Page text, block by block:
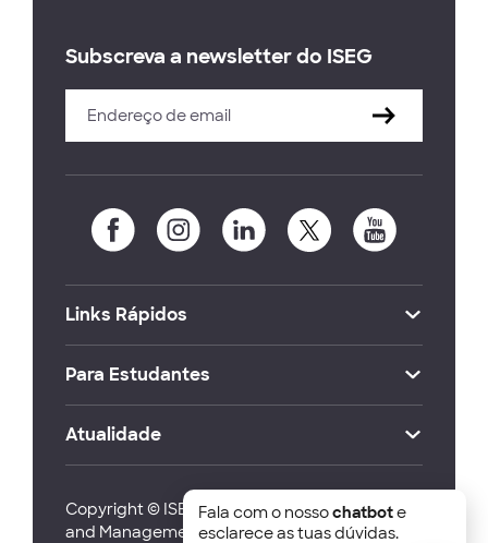
Subscreva a newsletter do ISEG
Links Rápidos
Para Estudantes
Atualidade
Copyright © ISEG Lisbon School of Economics
and Management 2026
Fala com o nossochatbote
esclarece as tuas dúvidas.